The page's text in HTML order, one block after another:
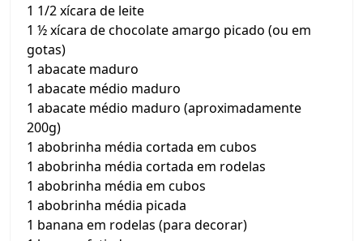
1 1/2 xícara de leite
1 ½ xícara de chocolate amargo picado (ou em
gotas)
1 abacate maduro
1 abacate médio maduro
1 abacate médio maduro (aproximadamente
200g)
1 abobrinha média cortada em cubos
1 abobrinha média cortada em rodelas
1 abobrinha média em cubos
1 abobrinha média picada
1 banana em rodelas (para decorar)